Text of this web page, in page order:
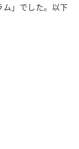
」でした。以下